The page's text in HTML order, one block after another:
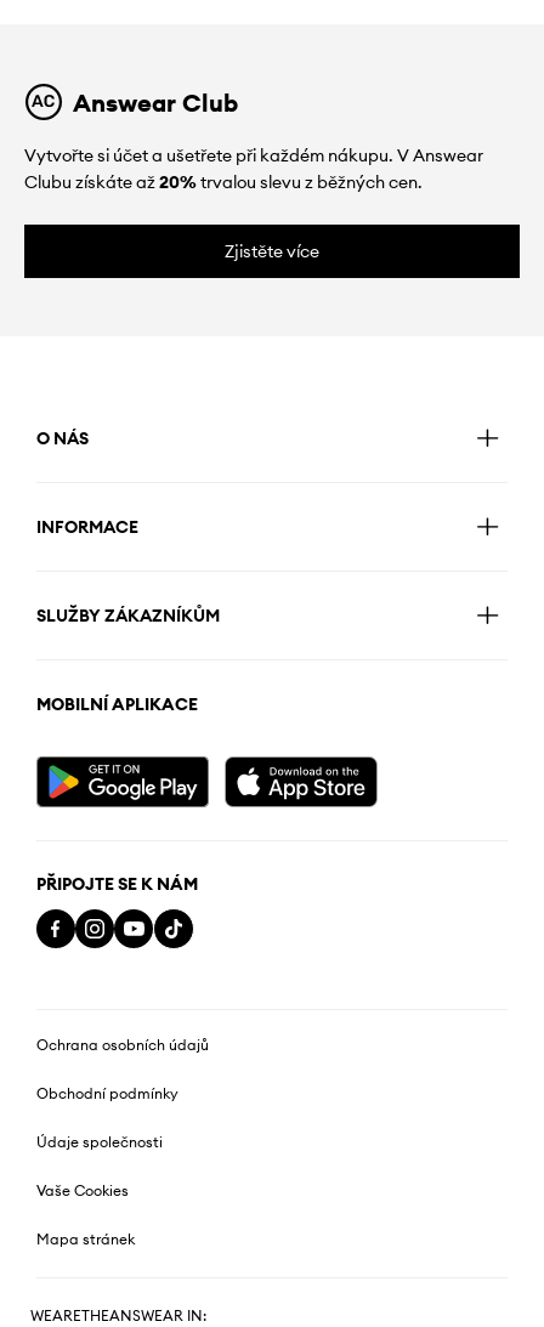
Answear Club
Vytvořte si účet a ušetřete při každém nákupu. V Answear
Clubu získáte až20%trvalou slevu z běžných cen.
Zjistěte více
O NÁS
INFORMACE
SLUŽBY ZÁKAZNÍKŮM
MOBILNÍ APLIKACE
PŘIPOJTE SE K NÁM
Ochrana osobních údajů
Obchodní podmínky
Údaje společnosti
Vaše Cookies
Mapa stránek
WEARETHEANSWEAR IN: